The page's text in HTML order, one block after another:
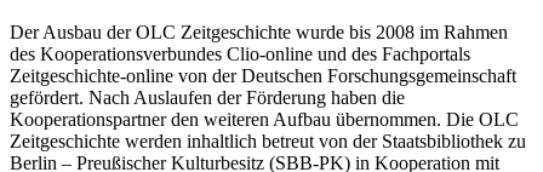
Der Ausbau der OLC Zeitgeschichte wurde bis 2008 im Rahmen
des Kooperationsverbundes Clio-online und des Fachportals
Zeitgeschichte-online von der Deutschen Forschungsgemeinschaft
gefördert. Nach Auslaufen der Förderung haben die
Kooperationspartner den weiteren Aufbau übernommen. Die OLC
Zeitgeschichte werden inhaltlich betreut von der Staatsbibliothek zu
Berlin – Preußischer Kulturbesitz (SBB-PK) in Kooperation mit